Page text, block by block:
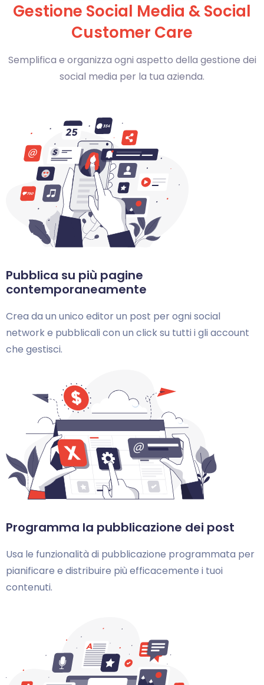
Gestione Social Media & Social
Customer Care
Semplifica e organizza ogni aspetto della gestione dei
social media per la tua azienda.
Pubblica su più pagine
contemporaneamente
Crea da un unico editor un post per ogni social
network e pubblicali con un click su tutti i gli account
che gestisci.
Programma la pubblicazione dei post
Usa le funzionalità di pubblicazione programmata per
pianificare e distribuire più efficacemente i tuoi
contenuti.